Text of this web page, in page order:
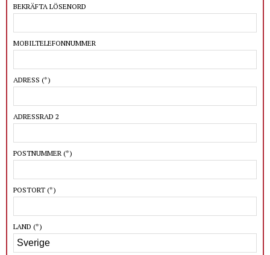
BEKRÄFTA LÖSENORD
MOBILTELEFONNUMMER
ADRESS (*)
ADRESSRAD 2
POSTNUMMER (*)
POSTORT (*)
LAND (*)